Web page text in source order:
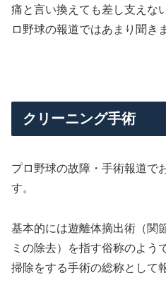
痛と言い換えても差し支えな
ロ野球の報道ではあまり聞き
クリーニング手術
プロ野球の故障・手術報道で
す。
基本的には遊離体摘出術（関
ミの除去）を指す俗称のよう
掃除をする手術の総称として